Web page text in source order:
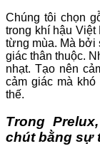
Chúng tôi chọn
trong khí hậu Việt
từng mùa. Mà bởi
giác thân thuộc.
nhạt. Tạo nên
cảm giác mà
thế.
Trong
chút bằng sự